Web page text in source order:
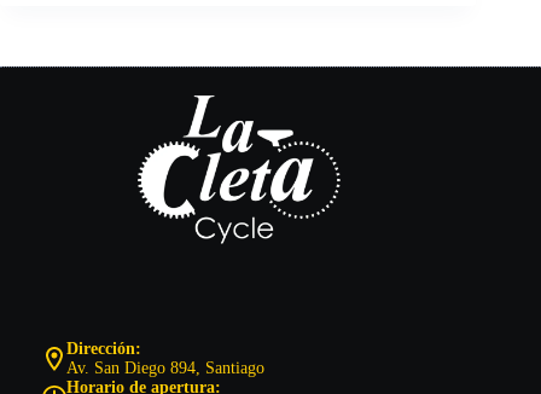
Dirección:
Av. San Diego 894, Santiago
Horario de apertura: